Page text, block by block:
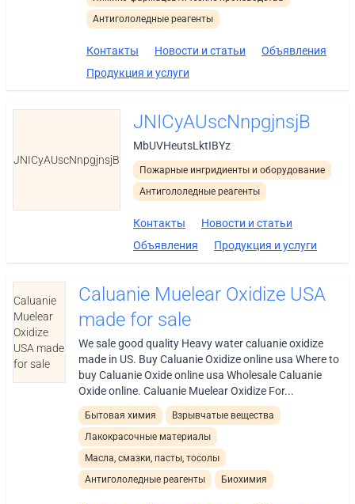
Антигололедные реагенты
Контакты Новости и статьи
Объявления
Продукция и услуги
JNICyAUscNnpgjnsjB
JNICyAUscNnpgjnsjB
MbUVHeutsLktIBYz
Пожарные ингридиенты и оборудование
Антигололедные реагенты
Контакты
Новости и статьи
Объявления
Продукция и услуги
Caluanie
Muelear
Oxidize
USA made
for sale
Caluanie Muelear Oxidize USA
made for sale
We sale good quality Heavy water caluanie oxidize
made in US. Buy Caluanie Oxidize online usa Where to
buy Caluanie Oxide online usa Wholesale Caluanie
Oxide online. Caluanie Muelear Oxidize For...
Бытовая химия
Взрывчатые вещества
Лакокрасочные материалы
Масла, смазки, пасты, тосолы
Антигололедные реагенты
Биохимия